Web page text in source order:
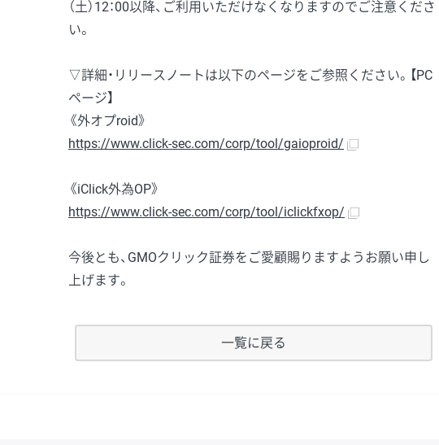
（土）12：00以降、ご利用いただけなくなりますのでご注意くださ
い。
▽詳細・リリースノートは以下のページをご参照ください。【PC
ページ】
《外オプroid》
https://www.click-sec.com/corp/tool/gaioproid/
《iClick外為OP》
https://www.click-sec.com/corp/tool/iclickfxop/
今後とも、GMOクリック証券をご愛顧賜りますようお願い申し
上げます。
一覧に戻る